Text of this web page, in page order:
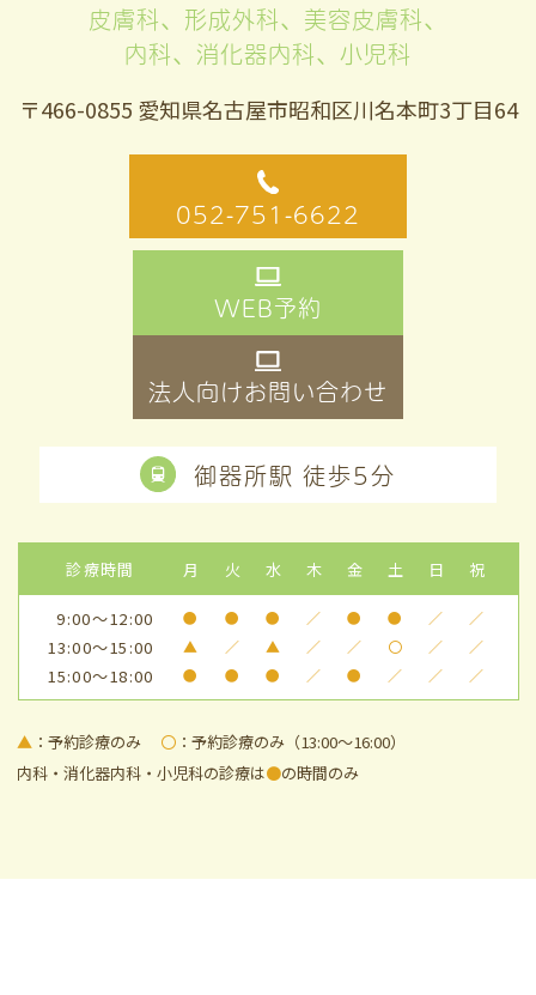
皮膚科、形成外科、美容皮膚科、
内科、消化器内科、小児科
〒466-0855 愛知県名古屋市昭和区川名本町3丁目64
052-751-6622
WEB予約
法人向けお問い合わせ
御器所駅 徒歩5分
診療時間 月 火 水 木 金 土 日 祝
9:00～12:00 ● ● ● ／ ● ● ／ ／
13:00～15:00 ▲ ／ ▲ ／ ／ 〇 ／ ／
15:00～18:00 ● ● ● ／ ● ／ ／ ／
▲ ：予約診療のみ 〇 ：予約診療のみ（13:00～16:00）
内科・消化器内科・小児科の診療は●の時間のみ